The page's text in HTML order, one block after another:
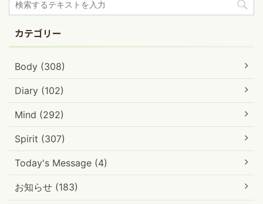
カテゴリー
Body (308)
Diary (102)
Mind (292)
Spirit (307)
Today's Message (4)
お知らせ (183)